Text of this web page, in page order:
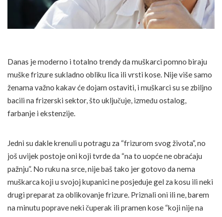
Danas je moderno i totalno trendy da muškarci pomno biraju
muške frizure sukladno obliku lica ili vrsti kose. Nije više samo
ženama važno kakav će dojam ostaviti, i muškarci su se zbiljno
bacili na frizerski sektor, što uključuje, između ostalog,
farbanje i ekstenzije.
Jedni su dakle krenuli u potragu za “frizurom svog života”, no
još uvijek postoje oni koji tvrde da “na to uopće ne obraćaju
pažnju”. No ruku na srce, nije baš tako jer gotovo da nema
muškarca koji u svojoj kupanici ne posjeduje gel za kosu ili neki
drugi preparat za oblikovanje frizure. Priznali oni ili ne, barem
na minutu poprave neki čuperak ili pramen kose “koji nije na